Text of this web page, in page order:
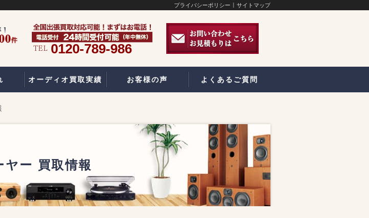
プライバシーポリシー サイトマップ
0120-789-986
オーディオ買取実績 お客様の声 よくあるご質問
ー 買取情報